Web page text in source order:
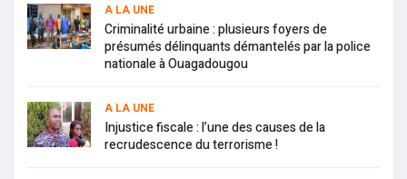
A LA UNE
Criminalité urbaine : plusieurs foyers de
présumés délinquants démantelés par la police
nationale à Ouagadougou
A LA UNE
Injustice fiscale : l’une des causes de la
recrudescence du terrorisme !